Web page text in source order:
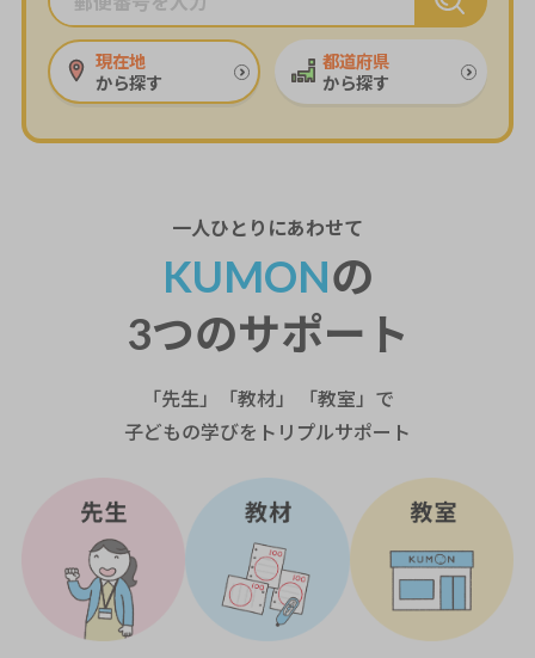
現在地
から探す
都道府県
から探す
一人ひとり にあわせて
KUMONの
3つのサポート
「先生」「教材」 「教室」で
子どもの学びをトリプルサポート